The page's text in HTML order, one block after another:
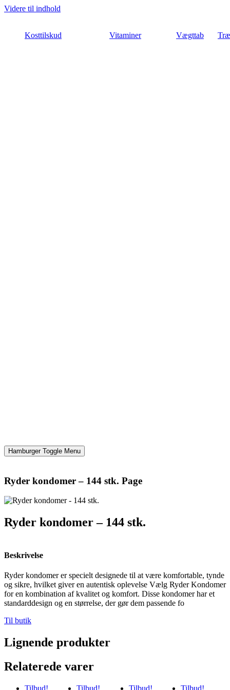
Videre til indhold
Kosttilskud Vitaminer Vægttab
Hamburger Toggle Menu
Ryder kondomer – 144 stk. Page
Ryder kondomer – 144 stk.
Beskrivelse
Ryder kondomer er specielt designede til at være komfortable, tynde
og sikre, hvilket giver en autentisk oplevelse Vælg Ryder Kondomer
for en kombination af kvalitet og komfort. Disse kondomer har et
standarddesign og en størrelse, der gør dem passende fo
Til butik
Lignende produkter
Relaterede varer
Tilbud! Tilbud! Tilbud! Tilbud!